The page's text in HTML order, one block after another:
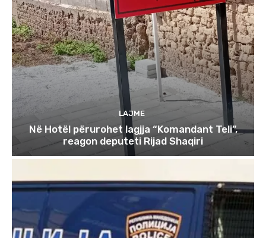
LAJME
Në Hotël përurohet lagjja “Komandant Teli”,
reagon deputeti Rijad Shaqiri